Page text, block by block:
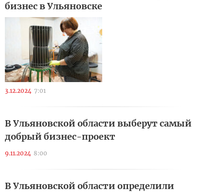
бизнес в Ульяновске
3.12.2024 7:01
В Ульяновской области выберут самый
добрый бизнес-проект
9.11.2024 8:00
В Ульяновской области определили